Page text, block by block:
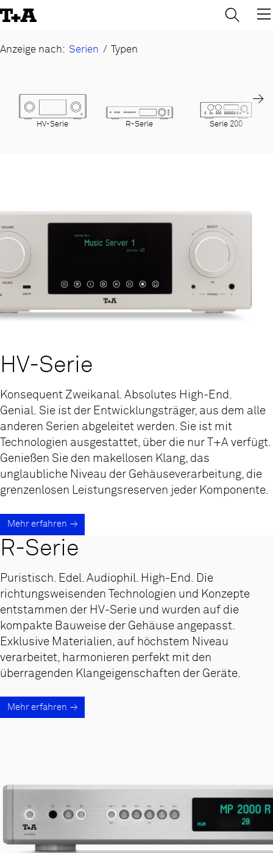
to
Anzeige nach: Serien / Typen
HV-Serie R-Serie Serie 200
→
HV-Serie
Konsequent Zweikanal. Absolutes High-End.
Genial. Sie ist der Entwicklungsträger, aus dem alle
anderen Serien abgeleitet werden. Sie ist mit
Technologien ausgestattet, über die nur T+A verfügt.
Genießen Sie den makellosen Klang, das
unglaubliche Niveau der Gehäuseverarbeitung, die
grenzenlosen Leistungsreserven jeder Komponente.
Mehr erfahren
R-Serie
Puristisch. Edel. Audiophil. High-End. Die
richtungsweisenden Technologien und Konzepte
entstammen der HV-Serie und wurden auf die
kompakte Bauweise der Gehäuse angepasst.
Exklusive Materialien, auf höchstem Niveau
verarbeitet, harmonieren perfekt mit den
überragenden Klangeigenschaften der Geräte.
Mehr erfahren
→ ×